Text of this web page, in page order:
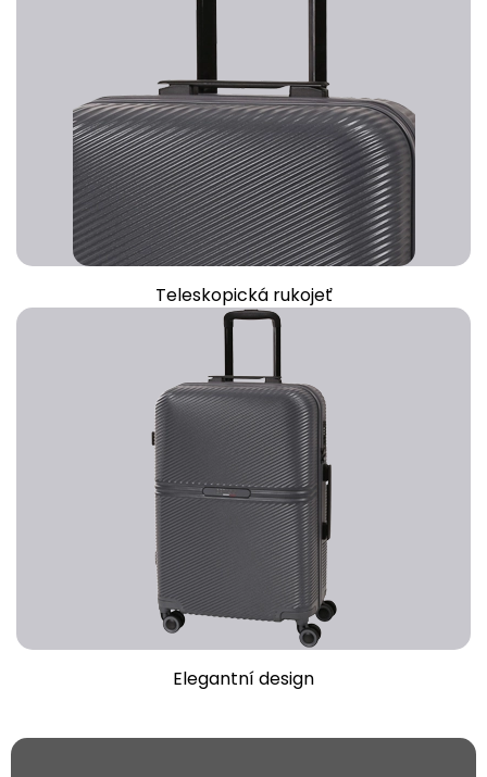
Teleskopická rukojeť
Elegantní design